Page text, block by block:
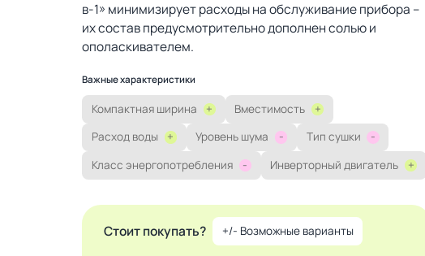
в-1» минимизирует расходы на обслуживание прибора –
их состав предусмотрительно дополнен солью и
ополаскивателем.
Важные характеристики
Компактная ширина + Вместимость
+
Расход воды
+ Уровень шума - Тип сушки
-
Класс энергопотребления
- Инверторный двигатель +
Стоит покупать? +/- Возможные варианты